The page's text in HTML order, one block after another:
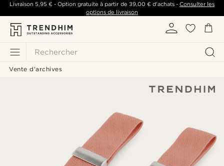
Rechercher
Livraison 5,95 €- Option gratuite à partir de 39,00 €d'achats -Consulter les
options de livraison
Vente d'archives